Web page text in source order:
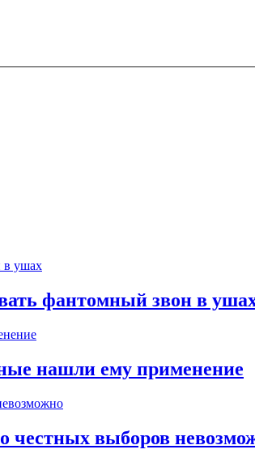
фантомный звон в
нашли ему применение
честных выборов